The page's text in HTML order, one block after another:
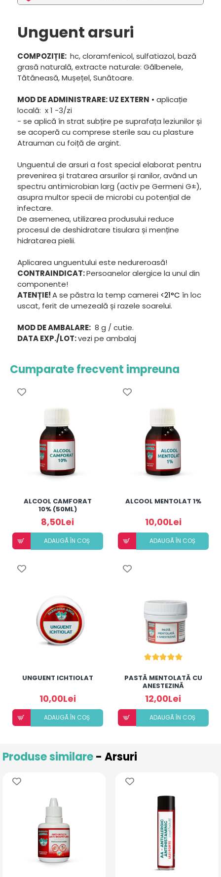
Unguent arsuri
COMPOZIȚIE: hc, cloramfenicol, sulfatiazol, bază
grasă naturală, extracte naturale: Gălbenele,
Tătăneasă, Mușețel, Sunătoare.
MOD DE ADMINISTRARE: UZ EXTERN • aplicație
locală: x 1 -3/zi
- se aplică în strat subțire pe suprafața leziunilor și
se acoperă cu comprese sterile sau cu plasture
Atrauman cu foiță de argint.
Unguentul de arsuri a fost special elaborat pentru
prevenirea și tratarea arsurilor și ranilor, având un
spectru antimicrobian larg (activ pe Germeni G±),
asupra multor specii de microbi cu potențial de
infectare.
De asemenea, utilizarea produsului reduce
procesul de deshidratare tisulara și menține
hidratarea pielii.
Aplicarea unguentului este nedureroasă!
CONTRAINDICAT:Persoanelor alergice la unul din
componente!
ATENȚIE!A se păstra la temp camerei <21°C în loc
uscat, ferit de umezeală și razele soarelui.
MOD DE AMBALARE: 8 g / cutie.
DATA EXP./LOT:vezi pe ambalaj
Cumparate frecvent impreuna
ALCOOL CAMFORAT
10% (50ML)
8,50Lei
ADAUGÃ ÎN COȘ
ALCOOL MENTOLAT 1%
10,00Lei
ADAUGÃ ÎN COȘ
UNGUENT ICHTIOLAT
10,00Lei
ADAUGÃ ÎN COȘ
PASTĂ MENTOLATĂ CU
ANESTEZINĂ
12,00Lei
ADAUGÃ ÎN COȘ
Produse similare- Arsuri